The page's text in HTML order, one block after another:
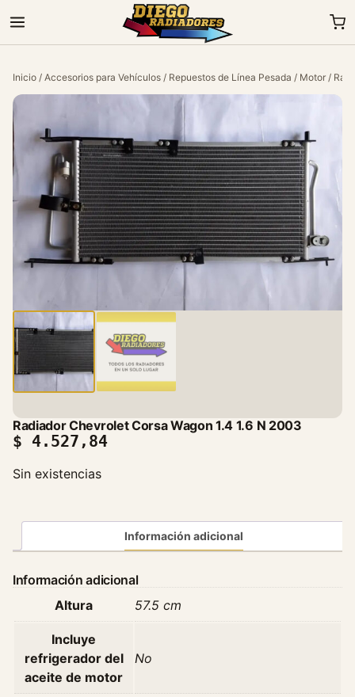
Inicio / Accesorios para Vehículos / Repuestos de Línea Pesada / Motor /
Radiador Chevrolet Corsa Wagon 1.4 1.6 N 2003
$ 4.527,84
Sin existencias
Información adicional
Información adicional
Altura
57.5 cm
Incluye
refrigerador del
aceite de motor
No